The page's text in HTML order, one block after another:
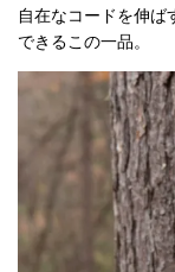
自在なコードを伸ば
できるこの一品。